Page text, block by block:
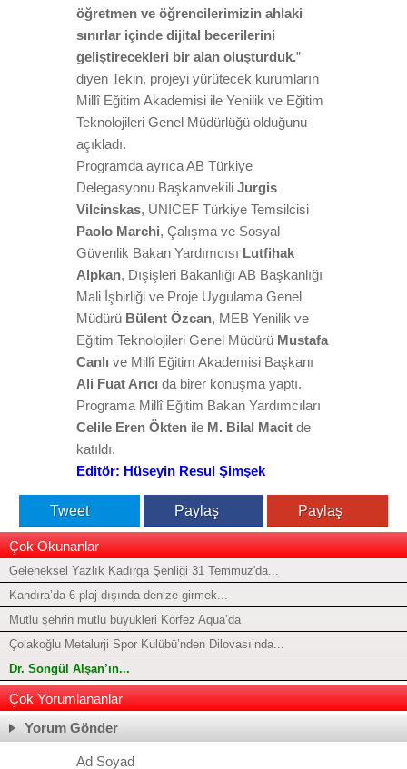
öğretmen ve öğrencilerimizin ahlaki
sınırlar içinde dijital becerilerini
geliştirecekleri bir alan oluşturduk.”
diyen Tekin, projeyi yürütecek kurumların
Millî Eğitim Akademisi ile Yenilik ve Eğitim
Teknolojileri Genel Müdürlüğü olduğunu
açıkladı.
Programda ayrıca AB Türkiye
Delegasyonu Başkanvekili Jurgis
Vilcinskas, UNICEF Türkiye Temsilcisi
Paolo Marchi, Çalışma ve Sosyal
Güvenlik Bakan Yardımcısı Lutfihak
Alpkan, Dışişleri Bakanlığı AB Başkanlığı
Mali İşbirliği ve Proje Uygulama Genel
Müdürü Bülent Özcan, MEB Yenilik ve
Eğitim Teknolojileri Genel Müdürü Mustafa
Canlı ve Millî Eğitim Akademisi Başkanı
Ali Fuat Arıcı da birer konuşma yaptı.
Programa Millî Eğitim Bakan Yardımcıları
Celile Eren Ökten ile M. Bilal Macit de
katıldı.
Editör: Hüseyin Resul Şimşek
Tweet Paylaş Paylaş
Çok Okunanlar
Geleneksel Yazlık Kadırga Şenliği 31 Temmuz'da...
Kandıra’da 6 plaj dışında denize girmek...
Mutlu şehrin mutlu büyükleri Körfez Aqua’da
Çolakoğlu Metalurji Spor Kulübü’nden Dilovası’nda...
Dr. Songül Alşan’ın...
Çok Yorumlananlar
Yorum Gönder
Ad Soyad